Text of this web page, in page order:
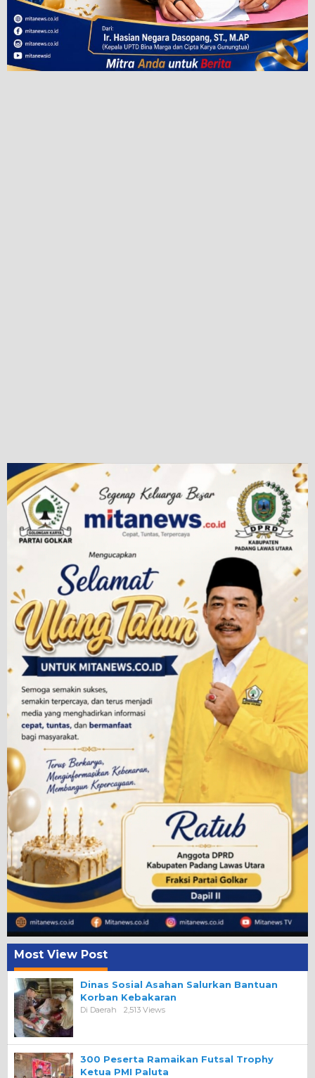
Most View Post
Dinas Sosial Asahan Salurkan Bantuan
Korban Kebakaran
Di Daerah 2,513 Views
300 Peserta Ramaikan Futsal Trophy
Ketua PMI Paluta